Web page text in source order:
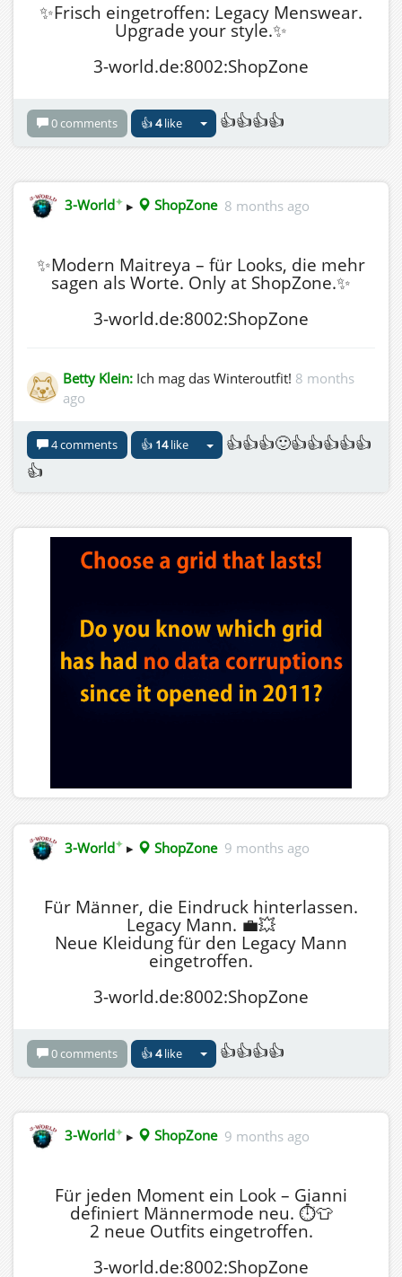
✨Frisch eingetroffen: Legacy Menswear.
Upgrade your style.✨
3-world.de:8002:ShopZone
0 comments 👍4like 👍👍👍👍
3-World✦ ▸ ShopZone 8 months ago
✨Modern Maitreya – für Looks, die mehr
sagen als Worte. Only at ShopZone.✨
3-world.de:8002:ShopZone
Betty Klein: Ich mag das Winteroutfit! 8 months
ago
4 comments 👍 14like
👍👍👍🙂👍👍👍👍👍
👍
3-World✦ ▸ ShopZone 9 months ago
Für Männer, die Eindruck hinterlassen.
Legacy Mann. 💼💥
Neue Kleidung für den Legacy Mann
eingetroffen.
3-world.de:8002:ShopZone
0 comments 👍4like 👍👍👍👍
3-World✦ ▸ ShopZone 9 months ago
Für jeden Moment ein Look – Gianni
definiert Männermode neu. ⏱️👕
2 neue Outfits eingetroffen.
3-world.de:8002:ShopZone